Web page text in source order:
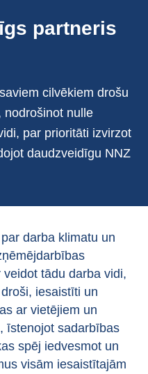
partneris
cilvēkiem drošu
nodrošinot nulle
par prioritāti izvirzot
daudzveidīgu NNZ
darba klimatu un
tādu darba vidi,
iesaistīti un
ar vietējiem un
īstenojot sadarbības
spēj iedvesmot un
visām iesaistītajām